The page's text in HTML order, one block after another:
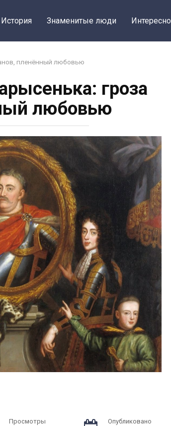
История Знаменитые люди Интересно
пленённый любовью
гроза
любовью
Просмотры Опубликовано